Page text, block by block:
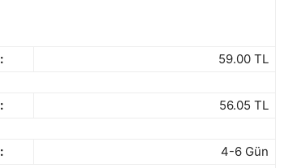
: 59.00 TL
: 56.05 TL
: 4-6 Gün